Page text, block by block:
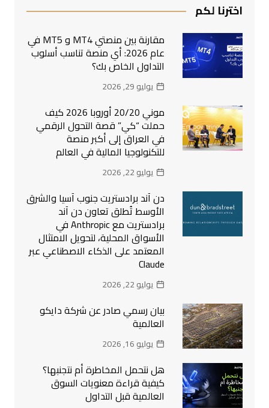
اخترنا لكم
مقارنة بين منصتي MT4 و MT5 في
عام 2026: أي منصة تناسب أسلوب
التداول الخاص بك؟
يوليو 29, 2026
موني 20/20 أوروبا 2026 كيف
حملت “كي” قصة التحول الرقمي
في العراق إلى أكبر منصة
للتكنولوجيا المالية في العالم
يوليو 22, 2026
دن آند برادستريت جنوب آسيا والشرق
الأوسط تُطلق تعاون دن آند
برادستريت مع Anthropic في
الأسواق المحلية، لتحويل الامتثال
المعتمد على الذكاء الاصطناعي عبر
Claude
يوليو 22, 2026
بيان رسمي صادر عن شركة دايكو
العالمية
يوليو 16, 2026
هل نتحمل المخاطرة أم نتجنبها؟
كيفية قراءة معنويات السوق
العالمية قبل التداول